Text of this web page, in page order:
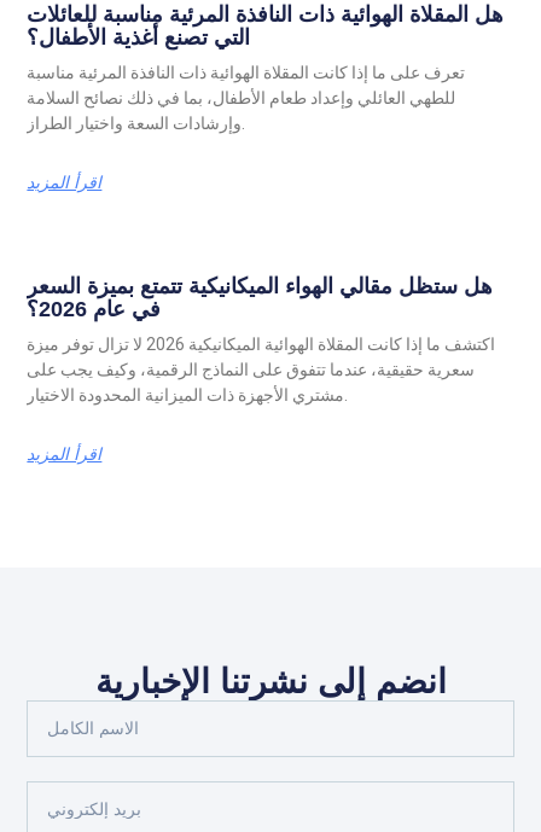
هل المقلاة الهوائية ذات النافذة المرئية مناسبة للعائلات
التي تصنع أغذية الأطفال؟
تعرف على ما إذا كانت المقلاة الهوائية ذات النافذة المرئية مناسبة
للطهي العائلي وإعداد طعام الأطفال، بما في ذلك نصائح السلامة
اقرأ المزيد
هل ستظل مقالي الهواء الميكانيكية تتمتع بميزة السعر
في عام 2026؟
اكتشف ما إذا كانت المقلاة الهوائية الميكانيكية 2026 لا تزال توفر ميزة
سعرية حقيقية، عندما تتفوق على النماذج الرقمية، وكيف يجب على
اقرأ المزيد
انضم إلى نشرتنا الإخبارية